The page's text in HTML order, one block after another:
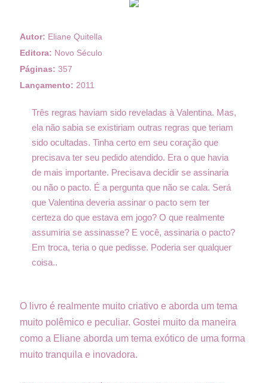
Autor: Eliane Quitella
Editora: Novo Século
Páginas: 357
Lançamento: 2011
Três regras haviam sido reveladas à Valentina. Mas,
ela não sabia se existiriam outras regras que teriam
sido ocultadas. Tinha certo em seu coração que
precisava ter seu pedido atendido. Era o que havia
de mais importante. Precisava decidir se assinaria
ou não o pacto. É a pergunta que não se cala. Será
que Valentina deveria assinar o pacto sem ter
certeza do que estava em jogo? O que realmente
assumiria se assinasse? E você, assinaria o pacto?
Em troca, teria o que pedisse. Poderia ser qualquer
coisa..
O livro é realmente muito criativo e aborda um tema
muito polêmico e peculiar. Gostei muito da maneira
como a Eliane aborda um tema exótico de uma forma
muito tranquila e inovadora.